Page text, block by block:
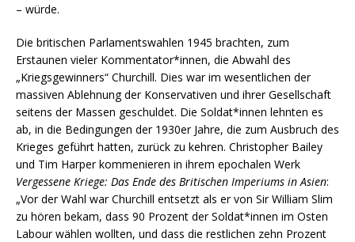
– würde.
Die britischen Parlamentswahlen 1945 brachten, zum
Erstaunen vieler Kommentator*innen, die Abwahl des
„Kriegsgewinners“ Churchill. Dies war im wesentlichen der
massiven Ablehnung der Konservativen und ihrer Gesellschaft
seitens der Massen geschuldet. Die Soldat*innen lehnten es
ab, in die Bedingungen der 1930er Jahre, die zum Ausbruch des
Krieges geführt hatten, zurück zu kehren. Christopher Bailey
und Tim Harper kommenieren in ihrem epochalen Werk
Vergessene Kriege: Das Ende des Britischen Imperiums in Asien:
„Vor der Wahl war Churchill entsetzt als er von Sir William Slim
zu hören bekam, dass 90 Prozent der Soldat*innen im Osten
Labour wählen wollten, und dass die restlichen zehn Prozent